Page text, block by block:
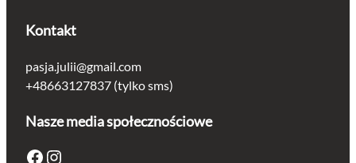
Kontakt
pasja.julii@gmail.com
+48663127837 (tylko sms)
Nasze media społecznościowe
Facebook Instagram